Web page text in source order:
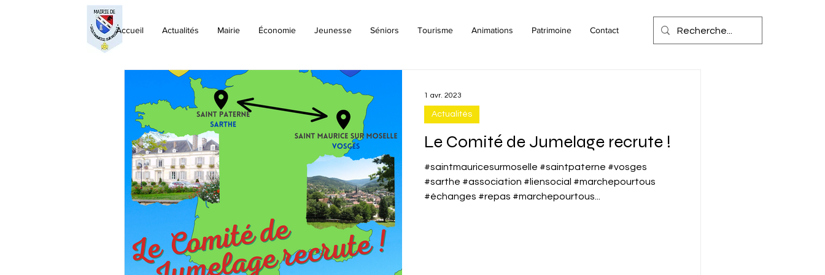
Accueil Actualités Mairie Économie Jeunesse Séniors Tourisme Animations Patrimoine Contact
Le Comité de Jumelage recrute !
#saintmauricesurmoselle #saintpaterne #vosges
#sarthe #association #liensocial #marchepourtous
#échanges #repas #marchepourtous...
Actualités
1 avr. 2023